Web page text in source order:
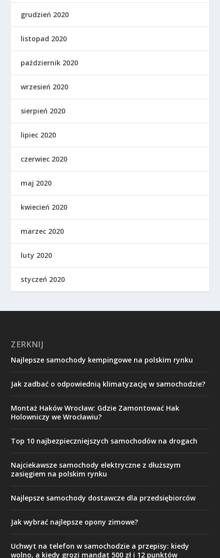
grudzień 2020
listopad 2020
październik 2020
wrzesień 2020
sierpień 2020
lipiec 2020
czerwiec 2020
maj 2020
kwiecień 2020
marzec 2020
luty 2020
styczeń 2020
ZERKNIJ
Najlepsze samochody kempingowe na polskim rynku
Jak zadbać o odpowiednią klimatyzację w samochodzie?
Montaż Haków Wrocław: Gdzie Zamontować Hak
Holowniczy we Wrocławiu?
Top 10 najbezpieczniejszych samochodów na drogach
Najciekawsze samochody elektryczne z dłuższym
zasięgiem na polskim rynku
Najlepsze samochody dostawcze dla przedsiębiorców
Jak wybrać najlepsze opony zimowe?
Uchwyt na telefon w samochodzie a przepisy: kiedy
wolno, a kiedy grozi mandat 500 zł i 12 punktów